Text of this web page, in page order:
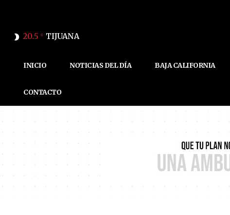
20.5 C TIJUANA
INICIO NOTICIAS DEL DÍA BAJA CALIFORNIA
CONTACTO